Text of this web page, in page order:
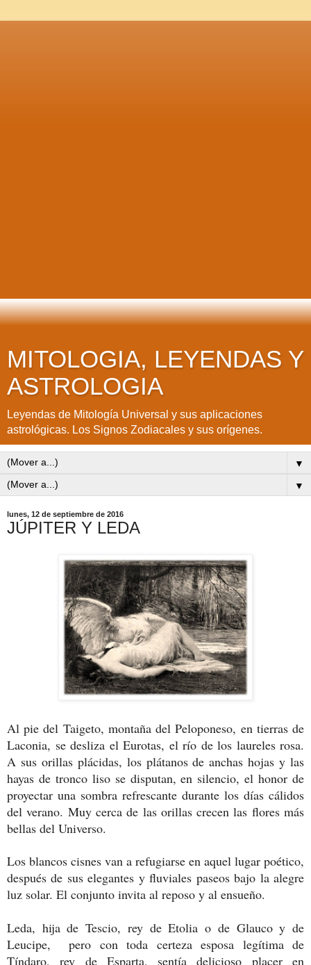
MITOLOGIA, LEYENDAS Y
ASTROLOGIA
Leyendas de Mitología Universal y sus aplicaciones
astrológicas. Los Signos Zodiacales y sus orígenes.
▼
▼
lunes, 12 de septiembre de 2016
JÚPITER Y LEDA
Al pie del Taigeto, montaña del Peloponeso, en tierras de
Laconia, se desliza el Eurotas, el río de los laureles rosa.
A sus orillas plácidas, los plátanos de anchas hojas y las
hayas de tronco liso se disputan, en silencio, el honor de
proyectar una sombra refrescante durante los días cálidos
del verano. Muy cerca de las orillas crecen las flores más
bellas del Universo.
Los blancos cisnes van a refugiarse en aquel lugar poético,
después de sus elegantes y fluviales paseos bajo la alegre
luz solar. El conjunto invita al reposo y al ensueño.
Leda, hija de Tescio, rey de Etolia o de Glauco y de
Leucipe, pero con toda certeza esposa legítima de
Tíndaro, rey de Esparta, sentía delicioso placer en